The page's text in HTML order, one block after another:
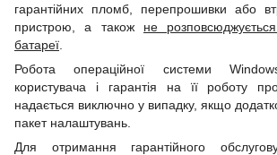
гарантійних пломб, перепрошивки або
пристрою, а також не
батареї
Робота операційної системи
користувача і гарантія на її роботу
надається виключно у випадку, якщо
пакет налаштувань.
Для отримання гарантійного